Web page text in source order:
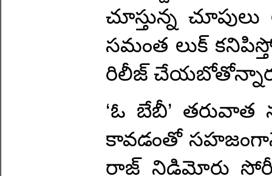
చూస్తున్న
సమంత లుక్
రిలీజ్
‘ఓ బేబీ’ తరువాత
కావడంతో
రాజ్ నిడిమోరు